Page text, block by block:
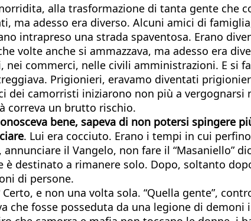
alla trasformazione di tanta gente che
ma adesso era diverso. Alcuni amici di
intrapreso una strada spaventosa. Erano
volte anche si ammazzava, ma adesso era
nei commerci, nelle civili amministrazioni. E si
Prigionieri, eravamo diventati
dei camorristi iniziarono non più a
correva un brutto rischio.
bene, sapeva di non potersi spingere
. Lui era cocciuto. Erano i tempi in cui
il Vangelo, non fare il “Masaniello”
è destinato a rimanere solo. Dopo, soltanto
di persone.
Certo, e non una volta sola. “Quella gente”,
che fosse posseduta da una legione di